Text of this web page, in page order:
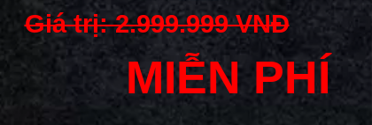
Giá trị: 2.999.999 VNĐ
MIỄN PHÍ